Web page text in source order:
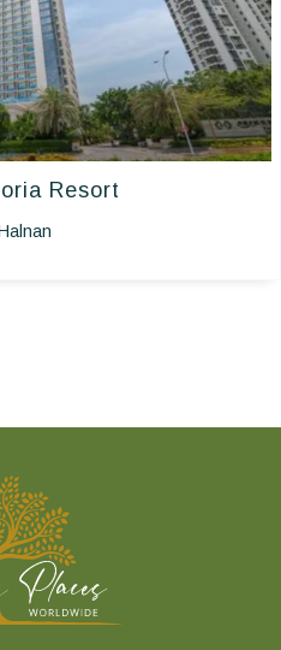
Resort